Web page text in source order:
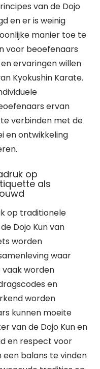
van de Dojo
en er is weinig
manier toe te
voor beoefenaars
ervaringen willen
Kyokushin Karate.
ervan
verbinden met de
en ontwikkeling
op
als
op traditionele
Dojo Kun van
worden
waar
vaak worden
en
worden
kunnen moeite
van de Dojo Kun en
en respect voor
balans te vinden